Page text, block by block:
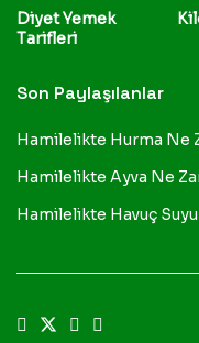
Diyet Yemek
Tarifleri
Son Paylaşılanlar
Hamilelikte Hurma Ne
Hamilelikte Ayva Ne
Hamilelikte Havuç